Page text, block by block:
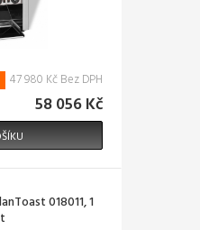
47 980 Kč Bez DPH
58 056 Kč
018011, 1